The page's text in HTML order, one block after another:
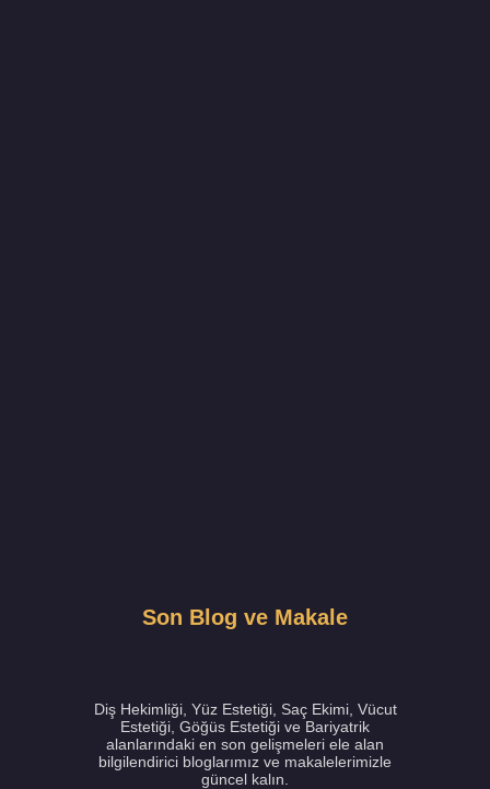
Son Blog ve Makale
Diş Hekimliği, Yüz Estetiği, Saç Ekimi, Vücut
Estetiği, Göğüs Estetiği ve Bariyatrik
alanlarındaki en son gelişmeleri ele alan
bilgilendirici bloglarımız ve makalelerimizle
güncel kalın.